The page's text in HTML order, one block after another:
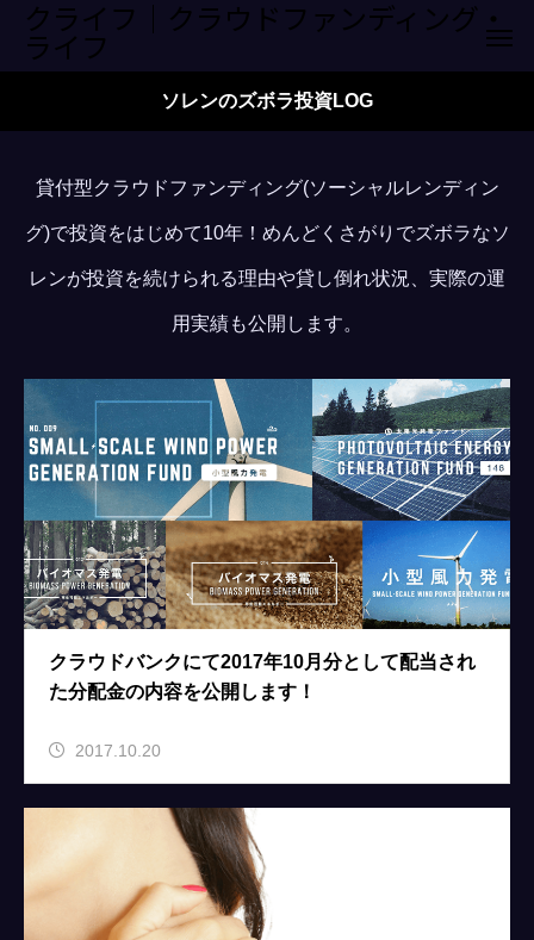
クライフ｜クラウドファンディング・
ライフ
ソレンのズボラ投資LOG
貸付型クラウドファンディング(ソーシャルレンディン
グ)で投資をはじめて10年！めんどくさがりでズボラなソ
レンが投資を続けられる理由や貸し倒れ状況、実際の運
用実績も公開します。
クラウドバンクにて2017年10月分として配当され
た分配金の内容を公開します！
2017.10.20